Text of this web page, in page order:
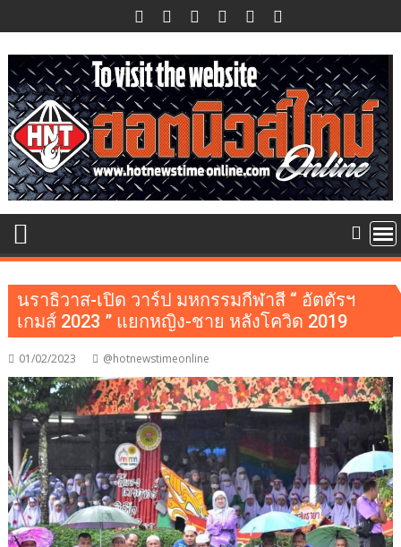
to
content
นราธิวาส-เปิด วาร์ป มหกรรมกีฬาสี “ อัตตัรฯ
เกมส์ 2023 ” แยกหญิง-ชาย หลังโควิด 2019
01/02/2023 @hotnewstimeonline